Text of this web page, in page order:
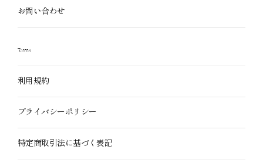
お問い合わせ
Terms
利用規約
プライバシーポリシー
特定商取引法に基づく表記